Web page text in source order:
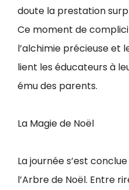
doute la prestation
Ce moment de
l’alchimie précieuse et
lient les éducateurs à
ému des parents.
La Magie de Noël
La journée s’est
l’Arbre de Noël. Entre